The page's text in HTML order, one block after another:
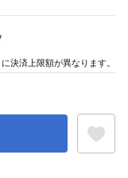
決済上限額が異なります。